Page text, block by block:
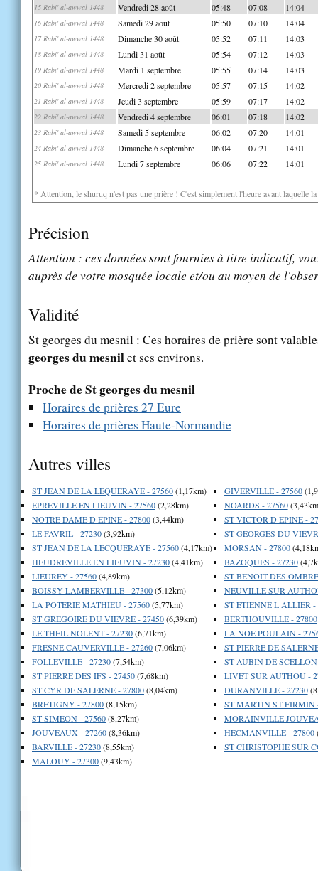
15 Rabi' al-awwal 1448 Vendredi 28 août 05:48 07:08 14:04
16 Rabi' al-awwal 1448 Samedi 29 août 05:50 07:10 14:04
17 Rabi' al-awwal 1448 Dimanche 30 août 05:52 07:11 14:03
18 Rabi' al-awwal 1448 Lundi 31 août 05:54 07:12 14:03
19 Rabi' al-awwal 1448 Mardi 1 septembre 05:55 07:14 14:03
20 Rabi' al-awwal 1448 Mercredi 2 septembre 05:57 07:15 14:02
21 Rabi' al-awwal 1448 Jeudi 3 septembre 05:59 07:17 14:02
22 Rabi' al-awwal 1448 Vendredi 4 septembre 06:01 07:18 14:02
23 Rabi' al-awwal 1448 Samedi 5 septembre 06:02 07:20 14:01
24 Rabi' al-awwal 1448 Dimanche 6 septembre 06:04 07:21 14:01
25 Rabi' al-awwal 1448 Lundi 7 septembre 06:06 07:22 14:01
* Attention, le shuruq n'est pas une prière ! C'est simplement l'heure avant laquelle
Précision
Attention : ces données sont fournies à titre indicatif,
auprès de votre mosquée locale et/ou au moyen de
Validité
St georges du mesnil : Ces horaires de prière sont
georges du mesnilet ses environs.
Proche de St georges du mesnil
Horaires de prières 27 Eure
Horaires de prières Haute-Normandie
Autres villes
ST JEAN DE LA LEQUERAYE - 27560(1,17km)
EPREVILLE EN LIEUVIN - 27560(2,28km)
NOTRE DAME D EPINE - 27800(3,44km)
LE FAVRIL - 27230(3,92km)
ST JEAN DE LA LECQUERAYE - 27560(4,17km)
HEUDREVILLE EN LIEUVIN - 27230(4,41km)
LIEUREY - 27560(4,89km)
BOISSY LAMBERVILLE - 27300(5,12km)
LA POTERIE MATHIEU - 27560(5,77km)
ST GREGOIRE DU VIEVRE - 27450(6,39km)
LE THEIL NOLENT - 27230(6,71km)
FRESNE CAUVERVILLE - 27260(7,06km)
FOLLEVILLE - 27230(7,54km)
ST PIERRE DES IFS - 27450(7,68km)
ST CYR DE SALERNE - 27800(8,04km)
BRETIGNY - 27800(8,15km)
ST SIMEON - 27560(8,27km)
JOUVEAUX - 27260(8,36km)
BARVILLE - 27230(8,55km)
MALOUY - 27300(9,43km)
GIVERVILLE - 27560
NOARDS - 27560
ST VICTOR D EPINE -
ST GEORGES DU
MORSAN - 27800
BAZOQUES - 27230
ST BENOIT DES
NEUVILLE SUR
ST ETIENNE L ALLIER -
BERTHOUVILLE - 27800
LA NOE POULAIN -
ST PIERRE DE
ST AUBIN DE SCELLON
LIVET SUR AUTHOU -
DURANVILLE - 27230
ST MARTIN ST FIRMIN
MORAINVILLE
HECMANVILLE - 27800
ST CHRISTOPHE SUR